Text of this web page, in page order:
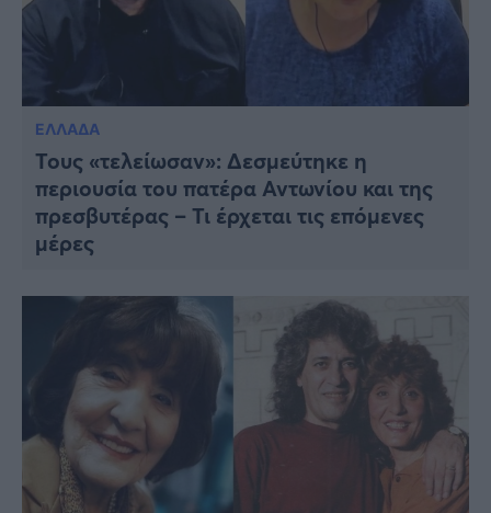
ΕΛΛΑΔΑ
Τους «τελείωσαν»: Δεσμεύτηκε η
περιουσία του πατέρα Αντωνίου και της
πρεσβυτέρας – Τι έρχεται τις επόμενες
μέρες